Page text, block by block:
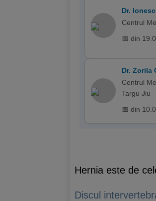
Dr.
Centrul
📅 din
Dr. Zorila
Centrul
Targu Jiu
📅 din
Hernia este de
Discul